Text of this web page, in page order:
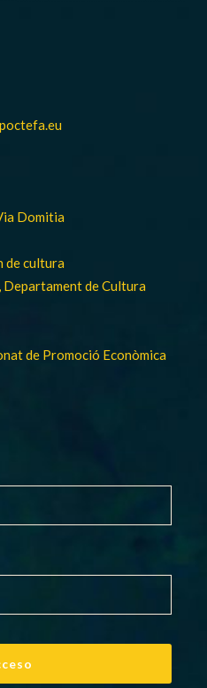
Domitia
de cultura
de Cultura
de Promoció Econòmica